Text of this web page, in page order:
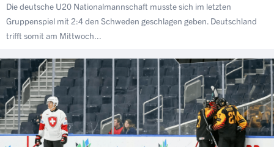
Die deutsche U20 Nationalmannschaft musste sich im letzten
Gruppenspiel mit 2:4 den Schweden geschlagen geben. Deutschland
trifft somit am Mittwoch...